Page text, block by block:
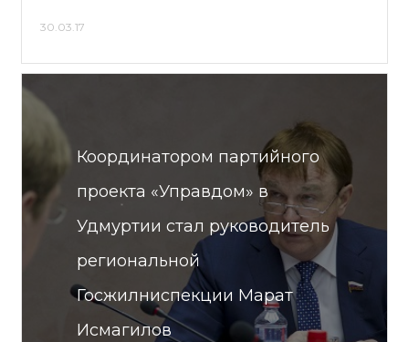
30.03.17
Координатором партийного
проекта «Управдом» в
Удмуртии стал руководитель
региональной
Госжилниспекции Марат
Исмагилов